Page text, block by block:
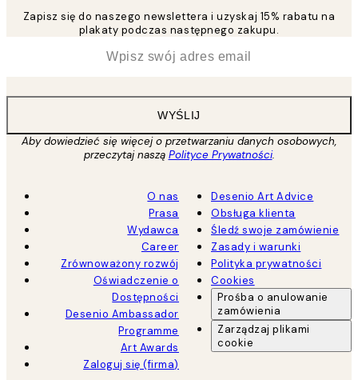
Zapisz się do naszego newslettera i uzyskaj 15% rabatu na
plakaty podczas następnego zakupu.
WYŚLIJ
Aby dowiedzieć się więcej o przetwarzaniu danych osobowych,
przeczytaj naszą Polityce Prywatności.
O nas
Prasa
Wydawca
Career
Zrównoważony rozwój
Oświadczenie o
Dostępności
Desenio Ambassador
Programme
Art Awards
Zaloguj się (firma)
Desenio Art Advice
Obsługa klienta
Śledź swoje zamówienie
Zasady i warunki
Polityka prywatności
Cookies
Prośba o anulowanie
zamówienia
Zarządzaj plikami
cookie